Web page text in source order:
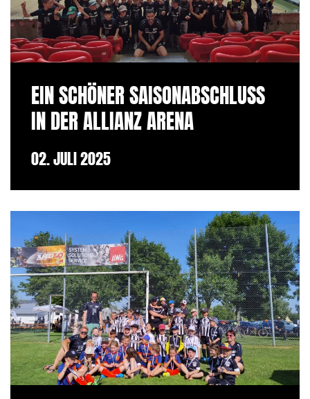
EIN SCHÖNER SAISONABSCHLUSS
IN DER ALLIANZ ARENA
02. JULI 2025